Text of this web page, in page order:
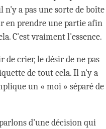
n'y a pas une sorte de boîte
en prendre une partie afin
C'est vraiment l'essence.
crier, le désir de ne pas
de tout cela. Il n'y a
un « moi » séparé de
d'une décision qui